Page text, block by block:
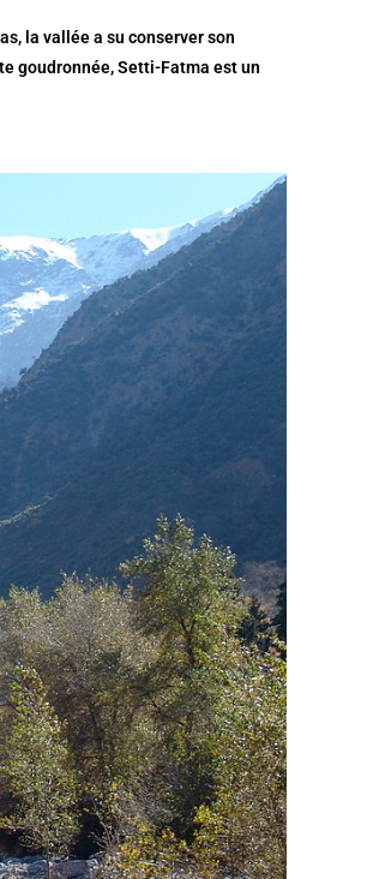
la vallée a su conserver son
goudronnée, Setti-Fatma est un